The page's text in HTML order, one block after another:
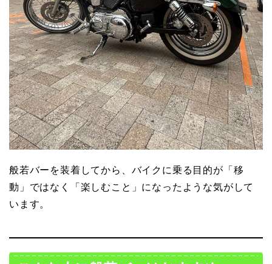
般若バーを装着してから、バイクに乗る目的が「移
動」ではなく「楽しむこと」になったような気がして
います。